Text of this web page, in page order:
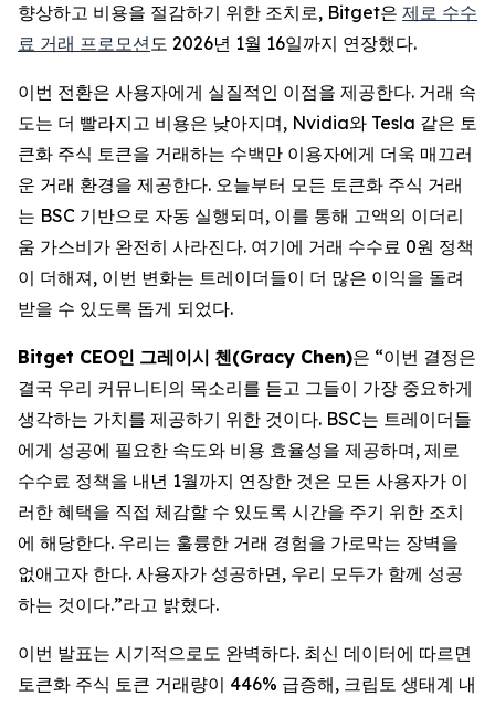
향상하고 비용을 절감하기 위한 조치로, Bitget은 제로 수수
료 거래 프로모션도 2026년 1월 16일까지 연장했다.
이번 전환은 사용자에게 실질적인 이점을 제공한다. 거래 속
도는 더 빨라지고 비용은 낮아지며, Nvidia와 Tesla 같은 토
큰화 주식 토큰을 거래하는 수백만 이용자에게 더욱 매끄러
운 거래 환경을 제공한다. 오늘부터 모든 토큰화 주식 거래
는 BSC 기반으로 자동 실행되며, 이를 통해 고액의 이더리
움 가스비가 완전히 사라진다. 여기에 거래 수수료 0원 정책
이 더해져, 이번 변화는 트레이더들이 더 많은 이익을 돌려
받을 수 있도록 돕게 되었다.
Bitget CEO인 그레이시 첸(Gracy Chen)은 “이번 결정은
결국 우리 커뮤니티의 목소리를 듣고 그들이 가장 중요하게
생각하는 가치를 제공하기 위한 것이다. BSC는 트레이더들
에게 성공에 필요한 속도와 비용 효율성을 제공하며, 제로
수수료 정책을 내년 1월까지 연장한 것은 모든 사용자가 이
러한 혜택을 직접 체감할 수 있도록 시간을 주기 위한 조치
에 해당한다. 우리는 훌륭한 거래 경험을 가로막는 장벽을
없애고자 한다. 사용자가 성공하면, 우리 모두가 함께 성공
하는 것이다.”라고 밝혔다.
이번 발표는 시기적으로도 완벽하다. 최신 데이터에 따르면
토큰화 주식 토큰 거래량이 446% 급증해, 크립토 생태계 내